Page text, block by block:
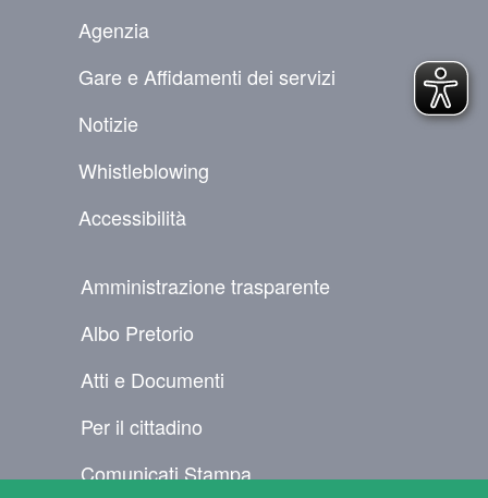
Agenzia
Gare e Affidamenti dei servizi
Notizie
Whistleblowing
Accessibilità
Amministrazione trasparente
Albo Pretorio
Atti e Documenti
Per il cittadino
Comunicati Stampa